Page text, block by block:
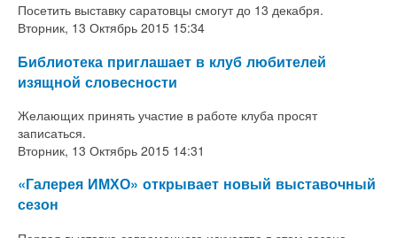
Посетить выставку саратовцы смогут до 13 декабря.
Вторник, 13 Октябрь 2015 15:34
Библиотека приглашает в клуб любителей
изящной словесности
Желающих принять участие в работе клуба просят
записаться.
Вторник, 13 Октябрь 2015 14:31
«Галерея ИМХО» открывает новый выставочный
сезон